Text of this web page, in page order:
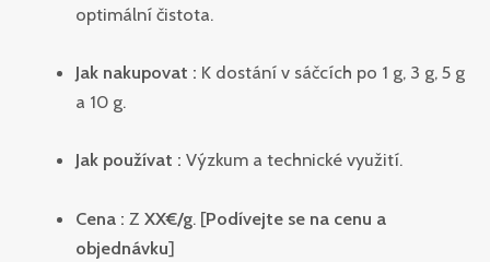
optimální čistota.
Jak nakupovat : K dostání v sáčcích po 1 g, 3 g, 5 g
a 10 g.
Jak používat : Výzkum a technické využití.
Cena : ZXX€/g. [Podívejte se na cenu a
objednávku]